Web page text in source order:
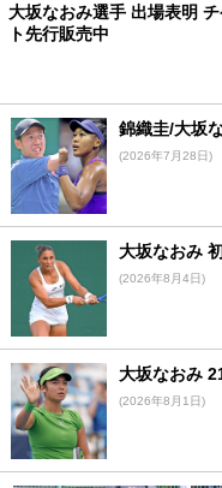
大坂なおみ選手 出場表明
ト先行販売中
錦織圭/大坂
(2026年7月28日)
大坂なおみ
(2026年8月4日)
大坂なおみ
(2026年8月1日)